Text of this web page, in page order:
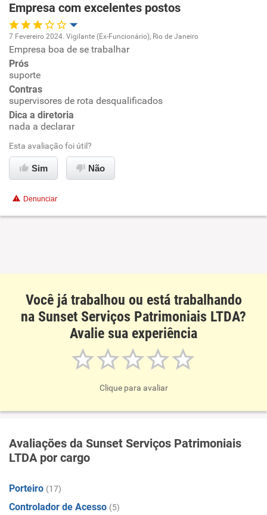
Empresa com excelentes postos
Oportunidade de promoção
Ambiente de trabalho
Conciliação com a vida familiar
Recomenda esta empresa
7 Fevereiro 2024. Vigilante (Ex-Funcionário), Rio de Janeiro
Empresa boa de se trabalhar
Prós
suporte
Contras
supervisores de rota desqualificados
Dica a diretoria
nada a declarar
Esta avaliação foi útil?
Sim Não
Denunciar
Você já trabalhou ou está trabalhando
na Sunset Serviços Patrimoniais LTDA?
Avalie sua experiência
Clique para avaliar
Avaliações da Sunset Serviços Patrimoniais
LTDA por cargo
Porteiro (17)
Controlador de Acesso (5)